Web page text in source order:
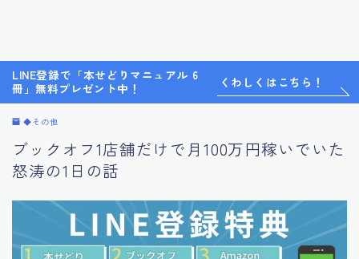
LINE登録で「本せどりマニュアル 6
冊」無料プレゼント中！
くわしくはこちら！
◆その他
ブックオフ1店舗だけで月100万円稼いでいた
怒涛の1日の話